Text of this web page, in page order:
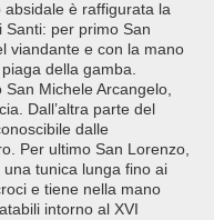
absidale è raffigurata la
per primo San
viandante e con la mano
della gamba.
Michele Arcangelo,
Dall’altra parte del
dalle
Per ultimo San Lorenzo,
tunica lunga fino ai
e tiene nella mano
intorno al XVI